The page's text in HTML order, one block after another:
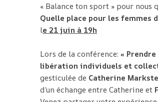
« Balance ton sport » pour nous
Quelle place pour les femmes
le 21 juin à 19h
Lors de la conférence: «
libération individuels et
gesticulée de Catherine
d’un échange entre Catherine et